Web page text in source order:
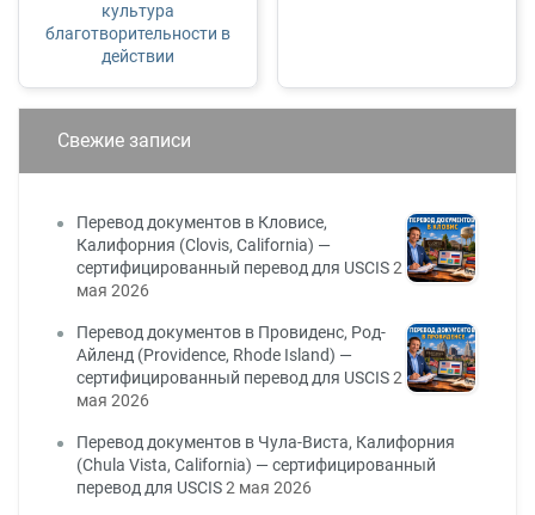
культура
благотворительности в
действии
Свежие записи
Перевод документов в Кловисе,
Калифорния (Clovis, California) —
сертифицированный перевод для USCIS2
мая 2026
Перевод документов в Провиденс, Род-
Айленд (Providence, Rhode Island) —
сертифицированный перевод для USCIS2
мая 2026
Перевод документов в Чула-Виста, Калифорния
(Chula Vista, California) — сертифицированный
перевод для USCIS2 мая 2026